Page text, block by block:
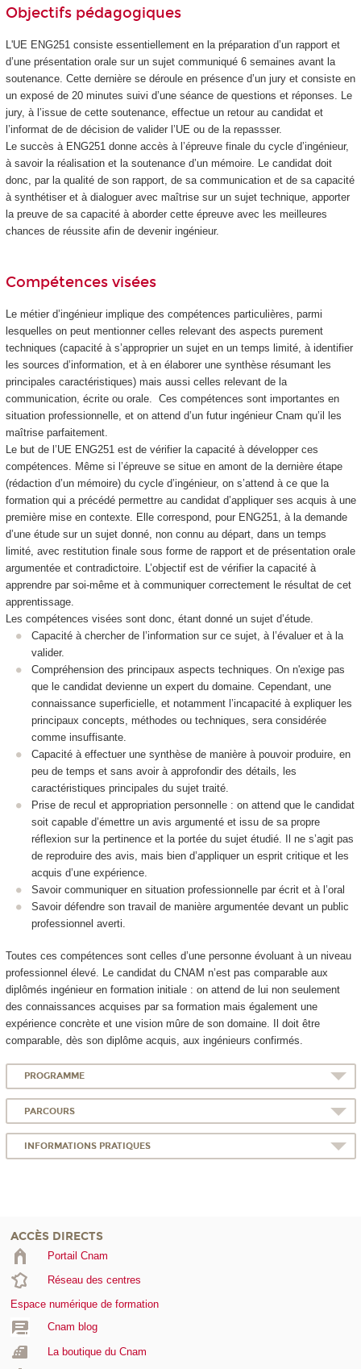
Objectifs pédagogiques
L'UE ENG251 consiste essentiellement en la préparation d’un rapport et
d’une présentation orale sur un sujet communiqué 6 semaines avant la
soutenance. Cette dernière se déroule en présence d’un jury et consiste en
un exposé de 20 minutes suivi d’une séance de questions et réponses. Le
jury, à l’issue de cette soutenance, effectue un retour au candidat et
l’informat de de décision de valider l’UE ou de la repassser.
Le succès à ENG251 donne accès à l’épreuve finale du cycle d’ingénieur,
à savoir la réalisation et la soutenance d’un mémoire. Le candidat doit
donc, par la qualité de son rapport, de sa communication et de sa capacité
à synthétiser et à dialoguer avec maîtrise sur un sujet technique, apporter
la preuve de sa capacité à aborder cette épreuve avec les meilleures
chances de réussite afin de devenir ingénieur.
Compétences visées
Le métier d’ingénieur implique des compétences particulières, parmi
lesquelles on peut mentionner celles relevant des aspects purement
techniques (capacité à s’approprier un sujet en un temps limité, à identifier
les sources d’information, et à en élaborer une synthèse résumant les
principales caractéristiques) mais aussi celles relevant de la
communication, écrite ou orale. Ces compétences sont importantes en
situation professionnelle, et on attend d’un futur ingénieur Cnam qu’il les
maîtrise parfaitement.
Le but de l’UE ENG251 est de vérifier la capacité à développer ces
compétences. Même si l’épreuve se situe en amont de la dernière étape
(rédaction d’un mémoire) du cycle d’ingénieur, on s’attend à ce que la
formation qui a précédé permettre au candidat d’appliquer ses acquis à une
première mise en contexte. Elle correspond, pour ENG251, à la demande
d’une étude sur un sujet donné, non connu au départ, dans un temps
limité, avec restitution finale sous forme de rapport et de présentation orale
argumentée et contradictoire. L’objectif est de vérifier la capacité à
apprendre par soi-même et à communiquer correctement le résultat de cet
apprentissage.
Les compétences visées sont donc, étant donné un sujet d’étude.
Capacité à chercher de l’information sur ce sujet, à l’évaluer et à la
valider.
Compréhension des principaux aspects techniques. On n'exige pas
que le candidat devienne un expert du domaine. Cependant, une
connaissance superficielle, et notamment l’incapacité à expliquer les
principaux concepts, méthodes ou techniques, sera considérée
comme insuffisante.
Capacité à effectuer une synthèse de manière à pouvoir produire, en
peu de temps et sans avoir à approfondir des détails, les
caractéristiques principales du sujet traité.
Prise de recul et appropriation personnelle : on attend que le candidat
soit capable d’émettre un avis argumenté et issu de sa propre
réflexion sur la pertinence et la portée du sujet étudié. Il ne s’agit pas
de reproduire des avis, mais bien d’appliquer un esprit critique et les
acquis d’une expérience.
Savoir communiquer en situation professionnelle par écrit et à l’oral
Savoir défendre son travail de manière argumentée devant un public
professionnel averti.
Toutes ces compétences sont celles d’une personne évoluant à un niveau
professionnel élevé. Le candidat du CNAM n’est pas comparable aux
diplômés ingénieur en formation initiale : on attend de lui non seulement
des connaissances acquises par sa formation mais également une
expérience concrète et une vision mûre de son domaine. Il doit être
comparable, dès son diplôme acquis, aux ingénieurs confirmés.
PROGRAMME
PARCOURS
INFORMATIONS PRATIQUES
ACCÈS DIRECTS
Portail Cnam
Réseau des centres
Espace numérique de formation
Cnam blog
La boutique du Cnam